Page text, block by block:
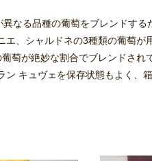
なる品種の葡萄をブレンドする
、シャルドネの3種類の葡萄が
萄が絶妙な割合でブレンドされ
キュヴェを保存状態もよく、